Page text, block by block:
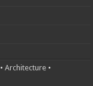
•Architecture •